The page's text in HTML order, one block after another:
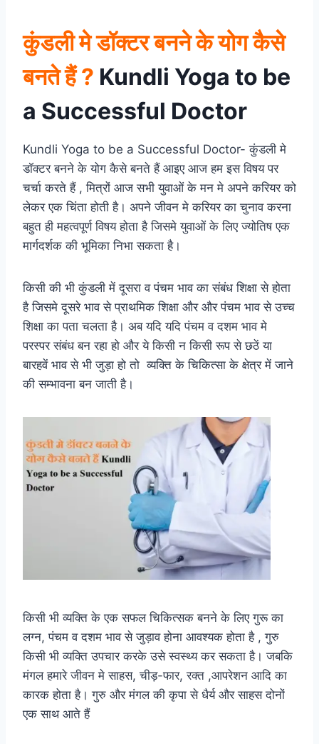
कुंडली मे डॉक्टर बनने के योग कैसे
बनते हैं? Kundli Yoga to be
a Successful Doctor
Kundli Yoga to be a Successful Doctor- कुंडली मे
डॉक्टर बनने के योग कैसे बनते हैं आइए आज हम इस विषय पर
चर्चा करते हैं , मित्रों आज सभी युवाओं के मन मे अपने करियर को
लेकर एक चिंता होती है। अपने जीवन मे करियर का चुनाव करना
बहुत ही महत्वपूर्ण विषय होता है जिसमे युवाओं के लिए ज्योतिष एक
मार्गदर्शक की भूमिका निभा सकता है।
किसी की भी कुंडली में दूसरा व पंचम भाव का संबंध शिक्षा से होता
है जिसमे दूसरे भाव से प्राथमिक शिक्षा और और पंचम भाव से उच्च
शिक्षा का पता चलता है। अब यदि यदि पंचम व दशम भाव मे
परस्पर संबंध बन रहा हो और ये किसी न किसी रूप से छठें या
बारहवें भाव से भी जुड़ा हो तो व्यक्ति के चिकित्सा के क्षेत्र में जाने
की सम्भावना बन जाती है।
किसी भी व्यक्ति के एक सफल चिकित्सक बनने के लिए गुरू का
लग्न, पंचम व दशम भाव से जुड़ाव होना आवश्यक होता है , गुरु
किसी भी व्यक्ति उपचार करके उसे स्वस्थ्य कर सकता है। जबकि
मंगल हमारे जीवन मे साहस, चीड़-फार, रक्त ,आपरेशन आदि का
कारक होता है। गुरु और मंगल की कृपा से धैर्य और साहस दोनों
एक साथ आते हैं